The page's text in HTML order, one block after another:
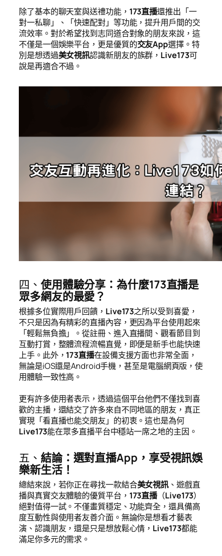
除了基本的聊天室與送禮功能， 173直播還推出「一
對一私聊」、「快速配對」等功能，提升用戶間的交
流效率。對於希望找到志同道合對象的朋友來說，這
不僅是一個娛樂平台，更是優質的交友App選擇。特
別是想透過美女視訊認識新朋友的族群， Live173可
說是再適合不過。
四、 使用體驗分享：為什麼173直播是
眾多網友的最愛？
根據多位實際用戶回饋， Live173之所以受到喜愛，
不只是因為有精彩的直播內容，更因為平台使用起來
「輕鬆無負擔」。從註冊、進入直播間、觀看節目到
互動打賞，整體流程流暢直覺，即便是新手也能快速
上手。此外， 173直播在設備支援方面也非常全面，
無論是iOS還是Android手機，甚至是電腦網頁版，使
用體驗一致性高。
更有許多使用者表示，透過這個平台他們不僅找到喜
歡的主播，還結交了許多來自不同地區的朋友，真正
實現「看直播也能交朋友」的初衷。這也是為何
Live173能在眾多直播平台中穩站一席之地的主因。
五、 結論：選對直播App，享受視訊娛
樂新生活！
總結來說，若你正在尋找一款結合美女視訊、遊戲直
播與真實交友體驗的優質平台， 173直播（Live173）
絕對值得一試。不僅畫質穩定、功能齊全，還具備高
度互動性與使用者友善介面。無論你是想看才藝表
演、認識朋友，還是只是想放鬆心情， Live173都能
滿足你多元的需求。